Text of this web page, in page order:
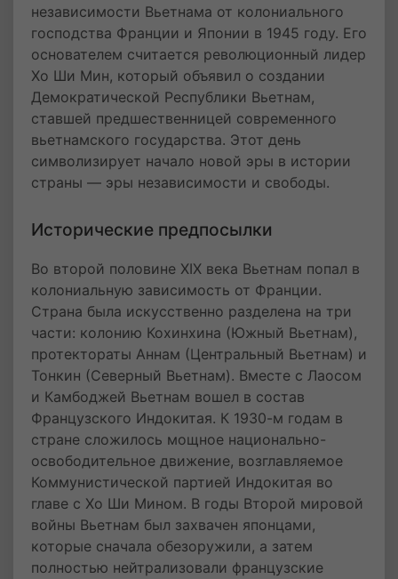
независимости Вьетнама от колониального
господства Франции и Японии в 1945 году. Его
основателем считается революционный лидер
Хо Ши Мин, который объявил о создании
Демократической Республики Вьетнам,
ставшей предшественницей современного
вьетнамского государства. Этот день
символизирует начало новой эры в истории
страны — эры независимости и свободы.
Исторические предпосылки
Во второй половине XIX века Вьетнам попал в
колониальную зависимость от Франции.
Страна была искусственно разделена на три
части: колонию Кохинхина (Южный Вьетнам),
протектораты Аннам (Центральный Вьетнам) и
Тонкин (Северный Вьетнам). Вместе с Лаосом
и Камбоджей Вьетнам вошел в состав
Французского Индокитая. К 1930-м годам в
стране сложилось мощное национально-
освободительное движение, возглавляемое
Коммунистической партией Индокитая во
главе с Хо Ши Мином. В годы Второй мировой
войны Вьетнам был захвачен японцами,
которые сначала обезоружили, а затем
полностью нейтрализовали французские